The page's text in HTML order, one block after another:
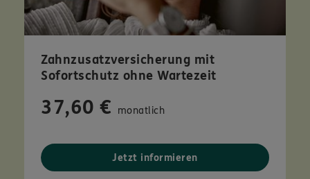
Zahnzusatzversicherung mit
Sofortschutz ohne Wartezeit
37,60 € monatlich
Jetzt informieren